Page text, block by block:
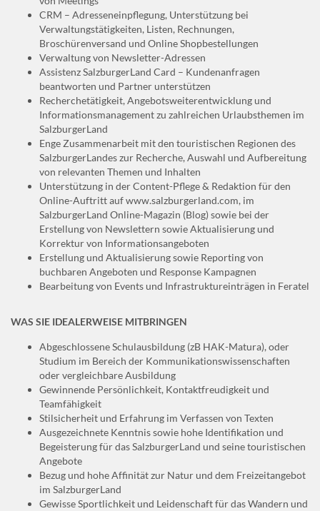
CRM – Adresseneinpflegung, Unterstützung bei
Verwaltungstätigkeiten, Listen, Rechnungen,
Broschürenversand und Online Shopbestellungen
Verwaltung von Newsletter-Adressen
Assistenz SalzburgerLand Card – Kundenanfragen
beantworten und Partner unterstützen
Recherchetätigkeit, Angebotsweiterentwicklung und
Informationsmanagement zu zahlreichen Urlaubsthemen im
SalzburgerLand
Enge Zusammenarbeit mit den touristischen Regionen des
SalzburgerLandes zur Recherche, Auswahl und Aufbereitung
von relevanten Themen und Inhalten
Unterstützung in der Content-Pflege & Redaktion für den
Online-Auftritt auf www.salzburgerland.com, im
SalzburgerLand Online-Magazin (Blog) sowie bei der
Erstellung von Newslettern sowie Aktualisierung und
Korrektur von Informationsangeboten
Erstellung und Aktualisierung sowie Reporting von
buchbaren Angeboten und Response Kampagnen
Bearbeitung von Events und Infrastruktureinträgen in Feratel
WAS SIE IDEALERWEISE MITBRINGEN
Abgeschlossene Schulausbildung (zB HAK-Matura), oder
Studium im Bereich der Kommunikationswissenschaften
oder vergleichbare Ausbildung
Gewinnende Persönlichkeit, Kontaktfreudigkeit und
Teamfähigkeit
Stilsicherheit und Erfahrung im Verfassen von Texten
Ausgezeichnete Kenntnis sowie hohe Identifikation und
Begeisterung für das SalzburgerLand und seine touristischen
Angebote
Bezug und hohe Affinität zur Natur und dem Freizeitangebot
im SalzburgerLand
Gewisse Sportlichkeit und Leidenschaft für das Wandern und